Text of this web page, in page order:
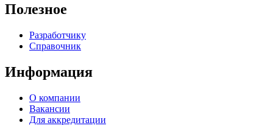
Полезное
Разработчику
Справочник
Информация
О компании
Вакансии
Для аккредитации